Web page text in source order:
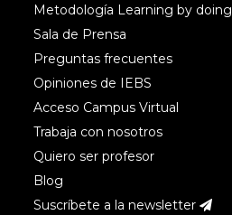
Metodología Learning by doing
Sala de Prensa
Preguntas frecuentes
Opiniones de IEBS
Acceso Campus Virtual
Trabaja con nosotros
Quiero ser profesor
Blog
Suscríbete a la newsletter